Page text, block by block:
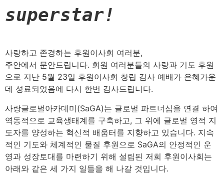
사랑하고 존경하는 후원이사회 여러분,
주안에서 문안드립니다. 회원 여러분들의 사랑과 기도 후원
으로 지난 5월 23일 후원이사회 창립 감사 예배가 은혜가운
데 성료되었음에 다시 한번 감사드립니다.
사랑글로벌아카데미(SaGA)는 글로벌 파트너십을 연결 하여
역동적으로 교육생태계를 구축하고, 그 위에 글로벌 영적 지
도자를 양성하는 혁신적 배움터를 지향하고 있습니다. 지속
적인 기도와 체계적인 물질 후원으로 SaGA의 안정적인 운
영과 성장토대를 마련하기 위해 설립된 저희 후원이사회는
아래와 같은 세 가지 일들을 해 나갈 것입니다.